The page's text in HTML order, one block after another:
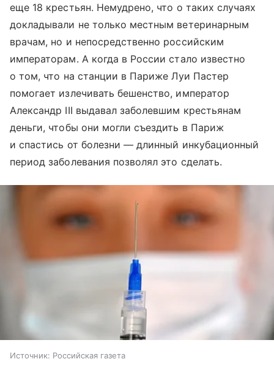
еще 18 крестьян. Немудрено, что о таких случаях
докладывали не только местным ветеринарным
врачам, но и непосредственно российским
императорам. А когда в России стало известно
о том, что на станции в Париже Луи Пастер
помогает излечивать бешенство, император
Александр III выдавал заболевшим крестьянам
деньги, чтобы они могли съездить в Париж
и спастись от болезни — длинный инкубационный
период заболевания позволял это сделать.
Источник: Российская газета